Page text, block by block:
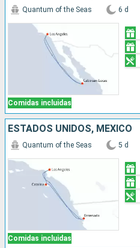
Comidas incluidas
Quantum of the Seas 6 d
ESTADOS UNIDOS, MÉXICO
Comidas incluidas
Quantum of the Seas 5 d